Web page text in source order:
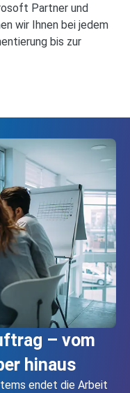
Partner und
wir Ihnen bei jedem
bis zur
– vom
hinaus
endet die Arbeit